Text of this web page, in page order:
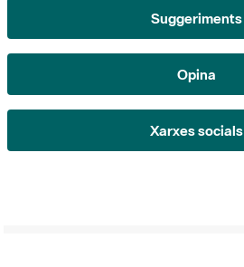
Suggeriments
Opina
Xarxes socials